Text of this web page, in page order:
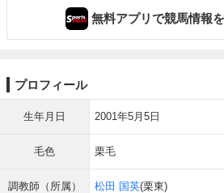
無料アプリで競馬情報
プロフィール
生年月日 2001年5月5日
毛色 栗毛
調教師（所属） 松田 国英(栗東)